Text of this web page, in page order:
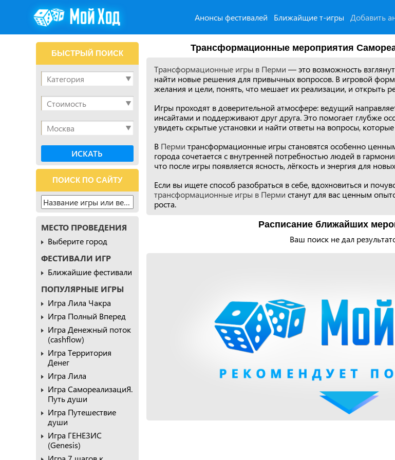
Анонсы фестивалей Ближайщие т-игры Добавить
Трансформационные мероприятия
Трансформационные игры в Перми — это возможность
найти новые решения для привычных вопросов. В игровой
желания и цели, понять, что мешает их реализации, и открыть
Игры проходят в доверительной атмосфере: ведущий
инсайтами и поддерживают друг друга. Это помогает глубже
увидеть скрытые установки и найти ответы на вопросы,
В Перми трансформационные игры становятся особенно
города сочетается с внутренней потребностью людей в
что после игры появляется ясность, лёгкость и энергия для
Если вы ищете способ разобраться в себе, вдохновиться и
трансформационные игры в Перми станут для вас ценным
роста.
Расписание ближайших
Ваш поиск не дал
БЫСТРЫЙ ПОИСК
ПОИСК ПО САЙТУ
МЕСТО ПРОВЕДЕНИЯ
Выберите город
ФЕСТИВАЛИ ИГР
Ближайшие фестивали
ПОПУЛЯРНЫЕ ИГРЫ
Игра Лила Чакра
Игра Полный Вперед
Игра Денежный поток
(cashflow)
Игра Территория
Денег
Игра Лила
Игра СамореализациЯ.
Путь души
Игра Путешествие
души
Игра ГЕНЕЗИС
(Genesis)